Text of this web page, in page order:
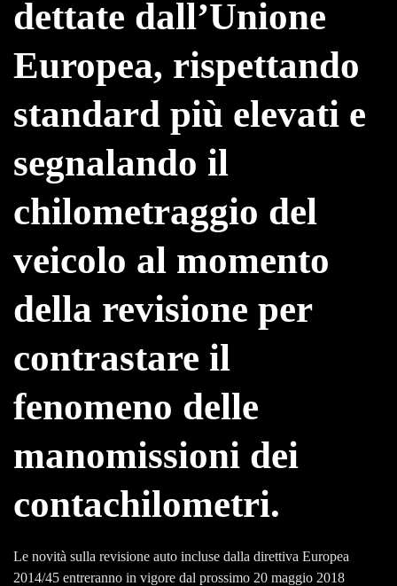
dettate dall’Unione
Europea, rispettando
standard più elevati e
segnalando il
chilometraggio del
veicolo al momento
della revisione per
contrastare il
fenomeno delle
manomissioni dei
contachilometri.
Le novità sulla revisione auto incluse dalla direttiva Europea
2014/45 entreranno in vigore dal prossimo 20 maggio 2018